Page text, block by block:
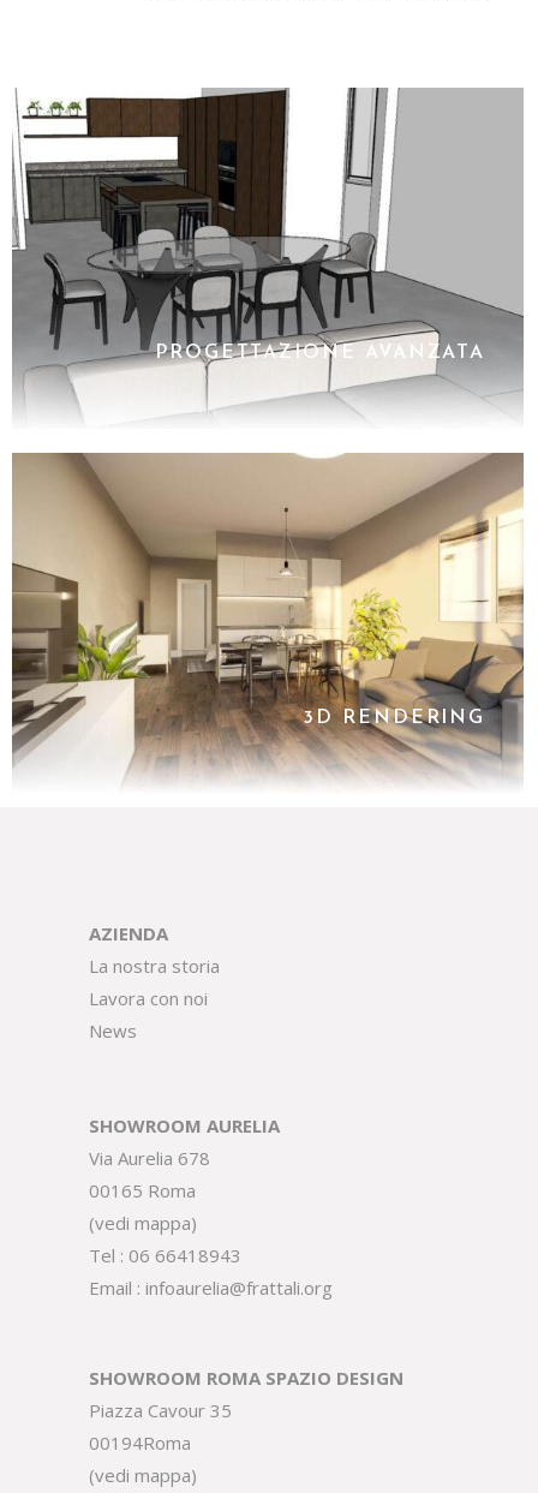
PROGETTAZIONE AVANZATA
3D RENDERING
AZIENDA
La nostra storia
Lavora con noi
News
SHOWROOM AURELIA
Via Aurelia 678
00165 Roma
(vedi mappa)
Tel : 06 66418943
Email : infoaurelia@frattali.org
SHOWROOM ROMA SPAZIO DESIGN
Piazza Cavour 35
00194Roma
(vedi mappa)